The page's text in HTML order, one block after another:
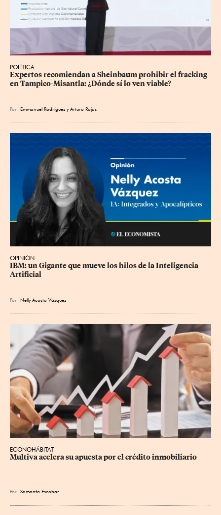
POLÍTICA
Expertos recomiendan a Sheinbaum prohibir el fracking
en Tampico-Misantla: ¿Dónde sí lo ven viable?
Por Emmanuel Rodríguez yArturo Rojas
OPINIÓN
IBM: un Gigante que mueve los hilos de la Inteligencia
Artificial
Por Nelly Acosta Vázquez
ECONOHÁBITAT
Multiva acelera su apuesta por el crédito inmobiliario
Por Samanta Escobar